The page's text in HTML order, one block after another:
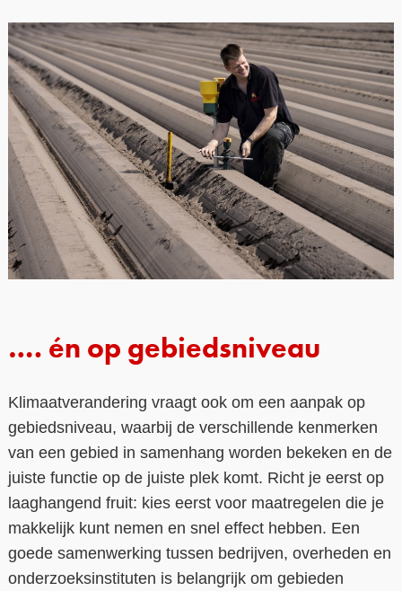
…. én op gebiedsniveau
Klimaatverandering vraagt ook om een aanpak op
gebiedsniveau, waarbij de verschillende kenmerken
van een gebied in samenhang worden bekeken en de
juiste functie op de juiste plek komt. Richt je eerst op
laaghangend fruit: kies eerst voor maatregelen die je
makkelijk kunt nemen en snel effect hebben. Een
goede samenwerking tussen bedrijven, overheden en
onderzoeksinstituten is belangrijk om gebieden